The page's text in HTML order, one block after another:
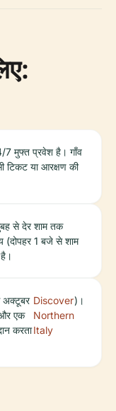
7 मुफ्त प्रवेश है। गाँव
टिकट या आरक्षण की
से देर शाम तक
(दोपहर 1 बजे से शाम
अक्टूबर
एक
करता
Discover
Northern
Italy
)।